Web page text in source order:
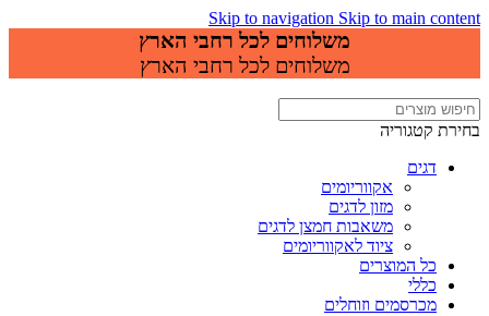
Skip to navigation Skip to main content
משלוחים לכל רחבי הארץ
משלוחים לכל רחבי הארץ
בחירת קטגוריה
דגים
אקווריומים
מזון לדגים
משאבות חמצן לדגים
ציוד לאקווריומים
כל המוצרים
כללי
מכרסמים וזוחלים